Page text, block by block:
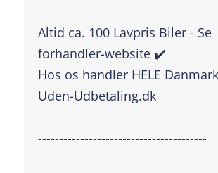
Altid ca. 100 Lavpris Biler - Se
forhandler-website ✔️
Hos os handler HELE
Uden-Udbetaling.dk
----------------------------------------